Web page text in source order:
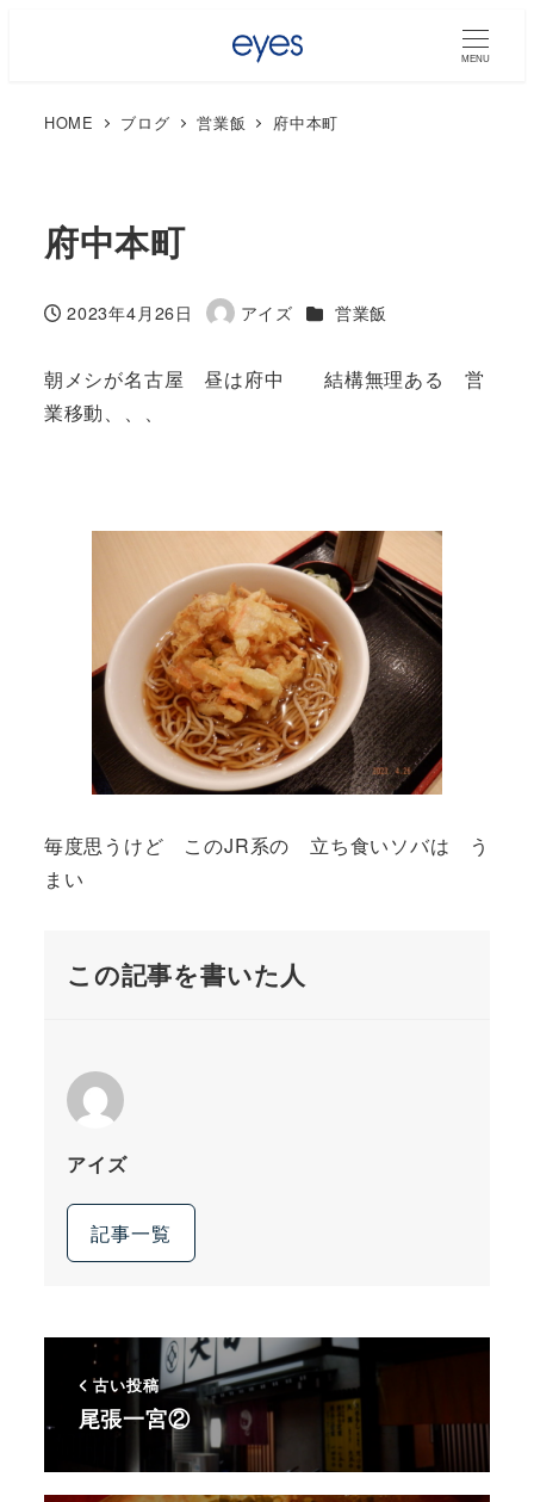
MENU
HOME ブログ 営業飯 府中本町
府中本町
投稿日
2023年4月26日
著
アイズ カテゴリー
営業飯
朝メシが名古屋 昼は府中 結構無理ある 営
業移動、、、
毎度思うけど このJR系の 立ち食いソバは う
まい
この記事を書いた人
アイズ
記事一覧
古い投稿
尾張一宮②